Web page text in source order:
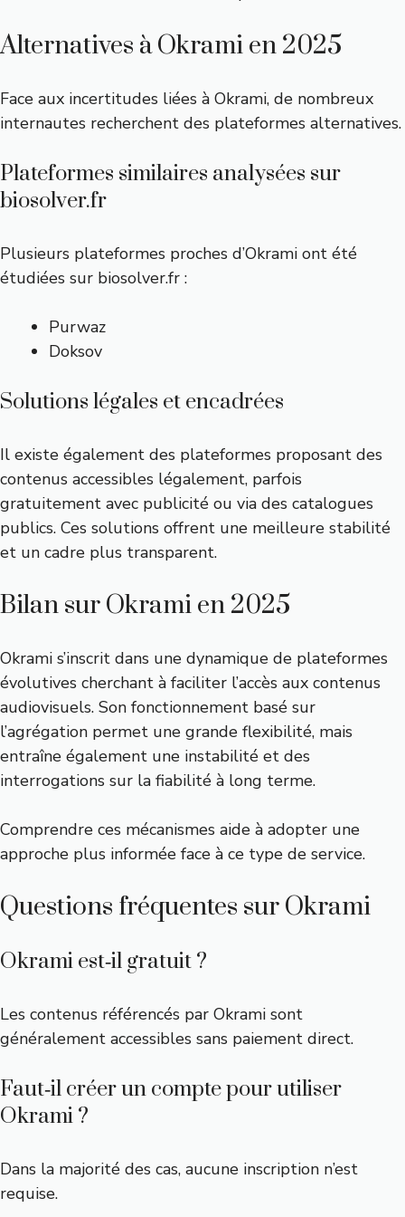
Alternatives à Okrami en 2025
Face aux incertitudes liées à Okrami, de nombreux
internautes recherchent des plateformes alternatives.
Plateformes similaires analysées sur
biosolver.fr
Plusieurs plateformes proches d’Okrami ont été
étudiées sur biosolver.fr :
Purwaz
Doksov
Solutions légales et encadrées
Il existe également des plateformes proposant des
contenus accessibles légalement, parfois
gratuitement avec publicité ou via des catalogues
publics. Ces solutions offrent une meilleure stabilité
et un cadre plus transparent.
Bilan sur Okrami en 2025
Okrami s’inscrit dans une dynamique de plateformes
évolutives cherchant à faciliter l’accès aux contenus
audiovisuels. Son fonctionnement basé sur
l’agrégation permet une grande flexibilité, mais
entraîne également une instabilité et des
interrogations sur la fiabilité à long terme.
Comprendre ces mécanismes aide à adopter une
approche plus informée face à ce type de service.
Questions fréquentes sur Okrami
Okrami est‑il gratuit ?
Les contenus référencés par Okrami sont
généralement accessibles sans paiement direct.
Faut‑il créer un compte pour utiliser
Okrami ?
Dans la majorité des cas, aucune inscription n’est
requise.